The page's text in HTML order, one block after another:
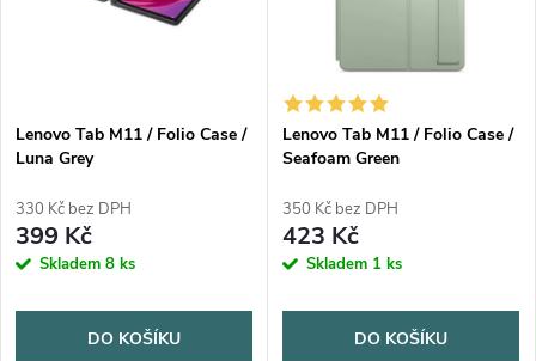
Lenovo Tab M11 / Folio Case /
Luna Grey
330 Kč bez DPH
399 Kč
Skladem 8 ks
DO KOŠÍKU
Lenovo Tab M11 / Folio Case /
Seafoam Green
350 Kč bez DPH
423 Kč
Skladem 1 ks
DO KOŠÍKU